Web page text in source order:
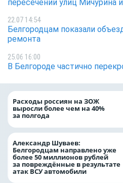
пересечении улиц Мичурина
22.07 14:54
Белгородцам показали
ремонта
25.06 16:00
В Белгороде частично
Расходы россиян на ЗОЖ
выросли более чем на 40%
за полгода
Александр Шуваев:
Белгородцам направлено уже
более 50 миллионов рублей
за повреждённые в результате
атак ВСУ автомобили